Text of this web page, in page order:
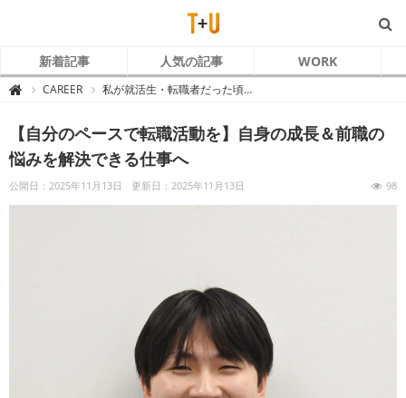
新着記事 人気の記事 WORK

ト
ラ
コ
ム
あ
た
CAREER 私が就活生・転職者だった頃…
【自分のペースで転職活動を】自身の成長＆前職の
悩みを解決できる仕事へ
公開日：2025年11月13日 更新日：2025年11月13日 98